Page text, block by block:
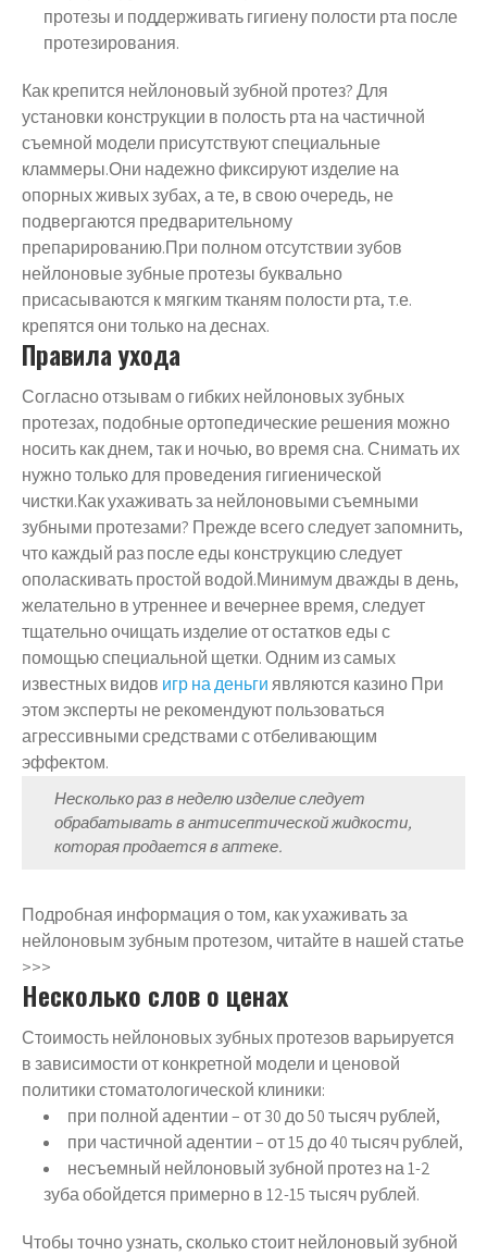
протезы и поддерживать гигиену полости рта после
протезирования.
Как крепится нейлоновый зубной протез? Для
установки конструкции в полость рта на частичной
съемной модели присутствуют специальные
кламмеры.Они надежно фиксируют изделие на
опорных живых зубах, а те, в свою очередь, не
подвергаются предварительному
препарированию.При полном отсутствии зубов
нейлоновые зубные протезы буквально
присасываются к мягким тканям полости рта, т.е.
крепятся они только на деснах.
Правила ухода
Согласно отзывам о гибких нейлоновых зубных
протезах, подобные ортопедические решения можно
носить как днем, так и ночью, во время сна. Снимать их
нужно только для проведения гигиенической
чистки.Как ухаживать за нейлоновыми съемными
зубными протезами? Прежде всего следует запомнить,
что каждый раз после еды конструкцию следует
ополаскивать простой водой.Минимум дважды в день,
желательно в утреннее и вечернее время, следует
тщательно очищать изделие от остатков еды с
помощью специальной щетки. Одним из самых
известных видов игр на деньгиявляются казино При
этом эксперты не рекомендуют пользоваться
агрессивными средствами с отбеливающим
эффектом.
Несколько раз в неделю изделие следует
обрабатывать в антисептической жидкости,
которая продается в аптеке.
Подробная информация о том, как ухаживать за
нейлоновым зубным протезом, читайте в нашей статье
>>>
Несколько слов о ценах
Стоимость нейлоновых зубных протезов варьируется
в зависимости от конкретной модели и ценовой
политики стоматологической клиники:
при полной адентии – от 30 до 50 тысяч рублей,
при частичной адентии – от 15 до 40 тысяч рублей,
несъемный нейлоновый зубной протез на 1-2
зуба обойдется примерно в 12-15 тысяч рублей.
Чтобы точно узнать, сколько стоит нейлоновый зубной